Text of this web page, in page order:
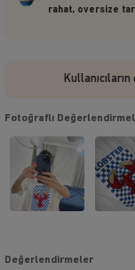
rahat, oversize
Fotoğraflı
Değerlendirmeler